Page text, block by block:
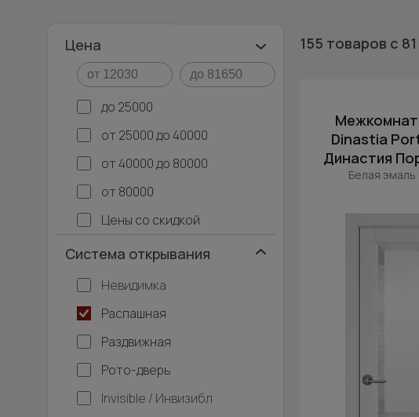
Цена
до 25000
от 25000 до 40000
от 40000 до 80000
от 80000
Цены со скидкой
Система открывания
Невидимка
Распашная
Раздвижная
Рото-дверь
Invisible / Инвизибл
155 товаров с 81
Dinastia
Династия
Белая эмаль